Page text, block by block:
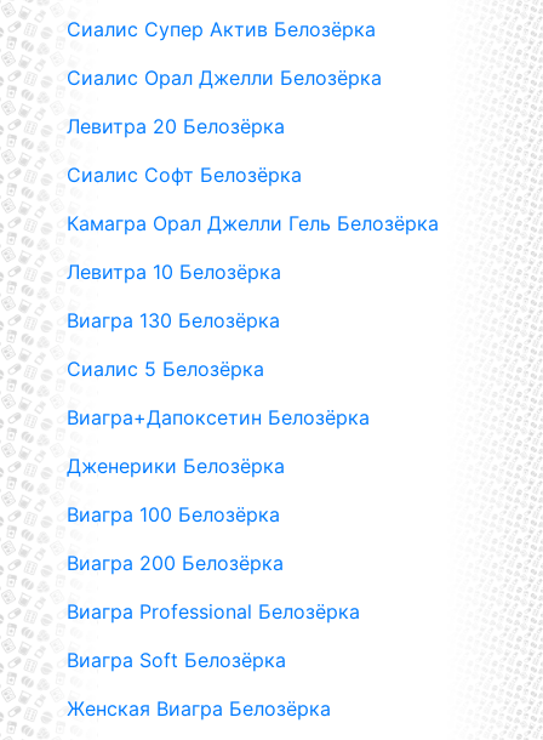
Сиалис Супер Актив Белозёрка
Сиалис Орал Джелли Белозёрка
Левитра 20 Белозёрка
Сиалис Софт Белозёрка
Камагра Орал Джелли Гель Белозёрка
Левитра 10 Белозёрка
Виагра 130 Белозёрка
Сиалис 5 Белозёрка
Виагра+Дапоксетин Белозёрка
Дженерики Белозёрка
Виагра 100 Белозёрка
Виагра 200 Белозёрка
Виагра Professional Белозёрка
Виагра Soft Белозёрка
Женская Виагра Белозёрка